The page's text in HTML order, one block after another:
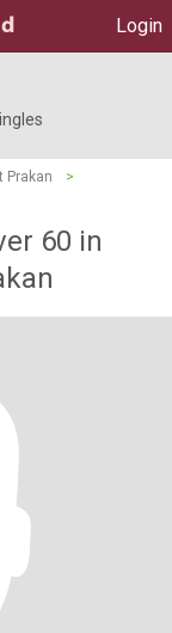
Login
Prakan
>
60 in